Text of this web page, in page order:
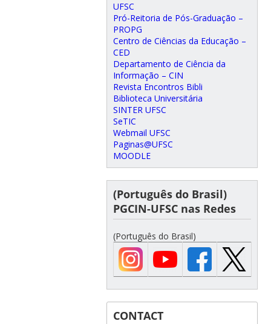
UFSC
Pró-Reitoria de Pós-Graduação –
PROPG
Centro de Ciências da Educação –
CED
Departamento de Ciência da
Informação – CIN
Revista Encontros Bibli
Biblioteca Universitária
SINTER UFSC
SeTIC
Webmail UFSC
Paginas@UFSC
MOODLE
(Português do Brasil)
PGCIN-UFSC nas Redes
(Português do Brasil)
CONTACT